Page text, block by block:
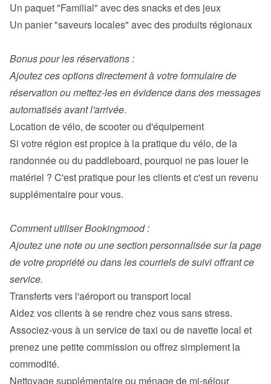
Un paquet "Familial" avec des snacks et des jeux
Un panier "saveurs locales" avec des produits régionaux
Bonus pour les réservations :
Ajoutez ces options directement à votre formulaire de
réservation ou mettez-les en évidence dans des messages
automatisés avant l'arrivée.
Si votre région est propice à la pratique du vélo, de la
randonnée ou du paddleboard, pourquoi ne pas louer le
matériel ? C'est pratique pour les clients et c'est un revenu
supplémentaire pour vous.
Comment utiliser Bookingmood :
Ajoutez une note ou une section personnalisée sur la page
de votre propriété ou dans les courriels de suivi offrant ce
service.
Aidez vos clients à se rendre chez vous sans stress.
Associez-vous à un service de taxi ou de navette local et
prenez une petite commission ou offrez simplement la